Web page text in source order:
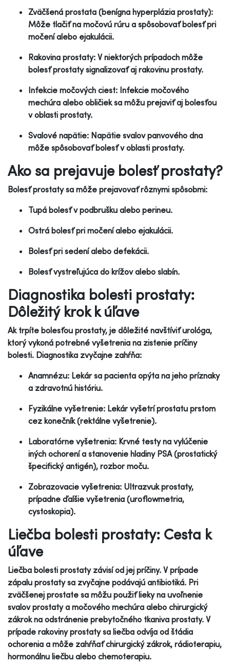
Zväčšená prostata (benígna hyperplázia prostaty):
Môže tlačiť na močovú rúru a spôsobovať bolesť pri
močení alebo ejakulácii.
Rakovina prostaty: V niektorých prípadoch môže
bolesť prostaty signalizovať aj rakovinu prostaty.
Infekcie močových ciest: Infekcie močového
mechúra alebo obličiek sa môžu prejaviť aj bolesťou
v oblasti prostaty.
Svalové napätie: Napätie svalov panvového dna
môže spôsobovať bolesť v oblasti prostaty.
Ako sa prejavuje bolesť prostaty?
Bolesť prostaty sa môže prejavovať rôznymi spôsobmi:
Tupá bolesť v podbrušku alebo perineu.
Ostrá bolesť pri močení alebo ejakulácii.
Bolesť pri sedení alebo defekácii.
Bolesť vystreľujúca do krížov alebo slabín.
Diagnostika bolesti prostaty:
Dôležitý krok k úľave
Ak trpíte bolesťou prostaty, je dôležité navštíviť urológa,
ktorý vykoná potrebné vyšetrenia na zistenie príčiny
bolesti. Diagnostika zvyčajne zahŕňa:
Anamnézu: Lekár sa pacienta opýta na jeho príznaky
a zdravotnú históriu.
Fyzikálne vyšetrenie: Lekár vyšetrí prostatu prstom
cez konečník (rektálne vyšetrenie).
Laboratórne vyšetrenia: Krvné testy na vylúčenie
iných ochorení a stanovenie hladiny PSA (prostatický
špecifický antigén), rozbor moču.
Zobrazovacie vyšetrenia: Ultrazvuk prostaty,
prípadne ďalšie vyšetrenia (uroflowmetria,
cystoskopia).
Liečba bolesti prostaty: Cesta k
úľave
Liečba bolesti prostaty závisí od jej príčiny. V prípade
zápalu prostaty sa zvyčajne podávajú antibiotiká. Pri
zväčšenej prostate sa môžu použiť lieky na uvoľnenie
svalov prostaty a močového mechúra alebo chirurgický
zákrok na odstránenie prebytočného tkaniva prostaty. V
prípade rakoviny prostaty sa liečba odvíja od štádia
ochorenia a môže zahŕňať chirurgický zákrok, rádioterapiu,
hormonálnu liečbu alebo chemoterapiu.